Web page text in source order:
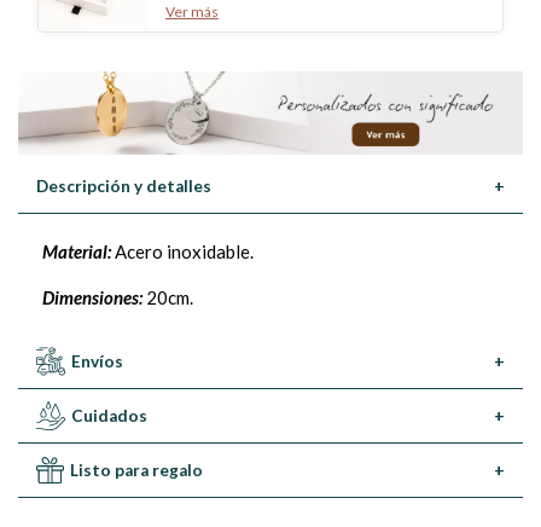
Ver más
Descripción y detalles +
Material:Acero inoxidable.
Dimensiones:20cm.
Envíos +
Cuidados +
Listo para regalo +